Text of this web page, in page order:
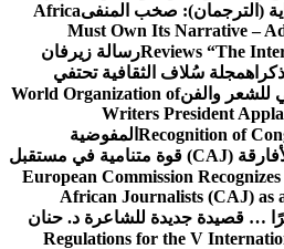
(الترجمان): صخب المنفىAfrica
Must Own Its Narrative –
Reviews “Theرسالة زيرفان
مجلة سُلاف الثقافية تحتفي
للشعر والفنWorld Organization of
Writers President
Recognition of المفوضية
الأوروبية: مؤتمر الصحفيين الأفارقة (CAJ) قوة متنامية في مستقبل
European Commission
African Journalists (CAJ) as
… قصيدة جديدة للشاعرة د. حنان
Regulations for the V